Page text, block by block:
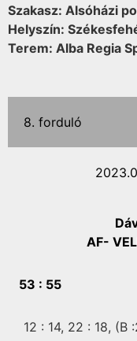
Szakasz: Alsóházi
Helyszín:
Terem: Alba Regia
8. forduló
AF-
53 : 55
12 : 14, 22 : 18, (B